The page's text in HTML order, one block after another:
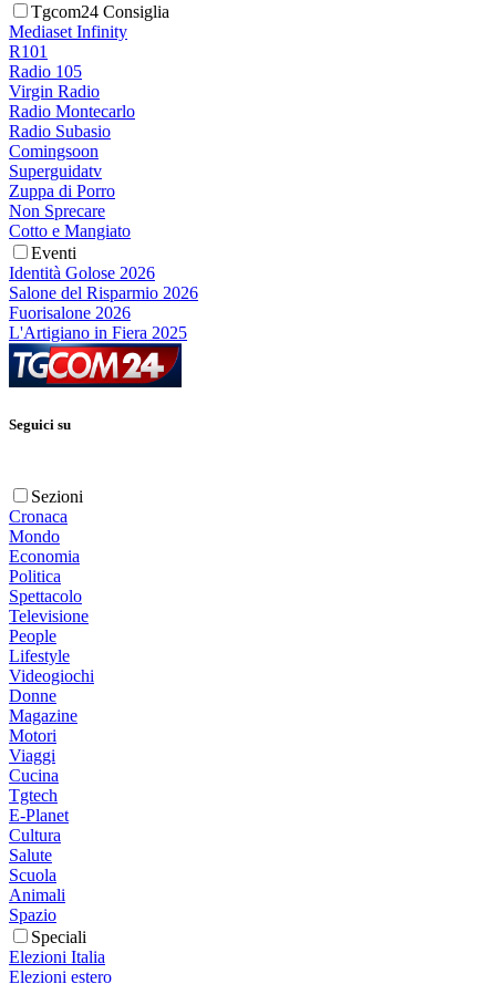
Tgcom24 Consiglia
Mediaset Infinity
R101
Radio 105
Virgin Radio
Radio Montecarlo
Radio Subasio
Comingsoon
Superguidatv
Zuppa di Porro
Non Sprecare
Cotto e Mangiato
Eventi
Identità Golose 2026
Salone del Risparmio 2026
Fuorisalone 2026
L'Artigiano in Fiera 2025
Seguici su
Sezioni
Cronaca
Mondo
Economia
Politica
Spettacolo
Televisione
People
Lifestyle
Videogiochi
Donne
Magazine
Motori
Viaggi
Cucina
Tgtech
E-Planet
Cultura
Salute
Scuola
Animali
Spazio
Speciali
Elezioni Italia
Elezioni estero